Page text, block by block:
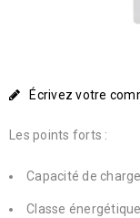
Écrivez votre
Les points forts :
Capacité de
Classe